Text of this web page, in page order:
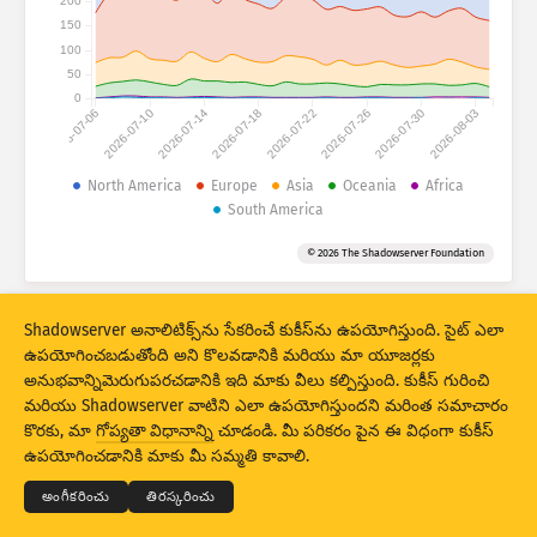
అటాక్ స్టాటిస్టిక్స్: డివైసెస్
సహాయం
దేశాలు
సెట్ చేసిన డేటా
పరిమితి
నవీకరణ రీసెట్
PNG గా డౌన్‌లోడ్ చేయండి
2026-07-062026-07-102026-07-142026-07-182026-07-222026-07-262026-07-302026-08-03
0
50
100
150
North America Europe Asia Oceania
Africa
South America
© 2026 The Shadowserver Foundation
© 2026THE SHADOWSERVER FOUNDATION
గోప్యత మరియు షరతులు
మమ్మల్ని సంప్రదించండి: క్రెడిట్స్
Shadowserver అనాలిటిక్స్‌ను సేకరించే కుకీస్‌ను ఉపయోగిస్తుంది. సైట్ ఎలా
ఉపయోగించబడుతోంది అని కొలవడానికి మరియు మా యూజర్లకు
అనుభవాన్నిమెరుగుపరచడానికి ఇది మాకు వీలు కల్పిస్తుంది. కుకీస్ గురించి
మరియు Shadowserver వాటిని ఎలా ఉపయోగిస్తుందని మరింత సమాచారం
కొరకు, మా గోప్యతా విధానాన్ని చూడండి. మీ పరికరం పైన ఈ విధంగా కుకీస్
ఉపయోగించడానికి మాకు మీ సమ్మతి కావాలి.
అంగీకరించు తిరస్కరించు